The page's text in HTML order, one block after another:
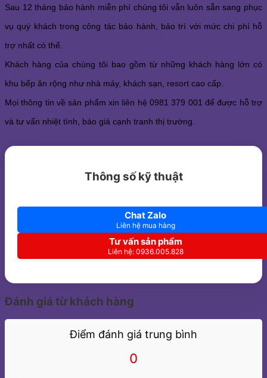
Sau 12 tháng bảo hành miễn phí chúng tôi vẫn luôn sẵn sang phục
vụ quý khách trong công tác bảo hành, bảo trì với mức chi phí hỗ
trợ nhất có thể.
Khách hàng của chúng tôi bao gồm từ những khách hàng lớn có
khu bếp ăn rộng như nhà máy, khách sạn, resort cao cấp.
Mọi thông tin về sản phẩm xin liên hệ 0981 379 001 để được hỗ trợ
và tư vấn nhiệt tình, báo giá cạnh tranh thị trường.
Thông số kỹ thuật
Chat Zalo
Liên hệ mua hàng
Tư vấn sản phẩm
Liên hệ: 0936.005.828
Đánh giá từ khách hàng
Điểm đánh giá trung bình
0